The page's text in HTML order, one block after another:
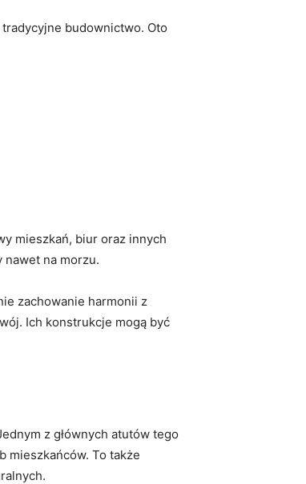
budownictwo. Oto
mieszkań, biur oraz ​innych​
na ‍morzu.
zachowanie harmonii z
Ich konstrukcje mogą być
z​ głównych ​atutów tego
mieszkańców. To także